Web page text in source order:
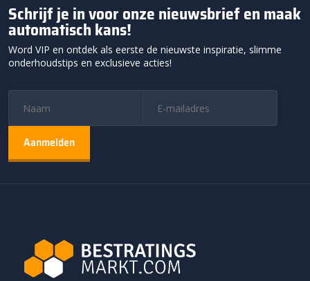
Schrijf je in voor onze nieuwsbrief en maak
automatisch kans!
Word VIP en ontdek als eerste de nieuwste inspiratie, slimme
onderhoudstips en exclusieve acties!